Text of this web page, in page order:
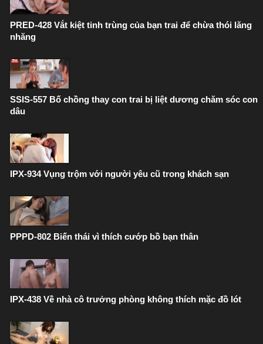
PRED-428 Vắt kiệt tinh trùng của bạn trai để chừa thói lăng
nhăng
SSIS-557 Bố chồng thay con trai bị liệt dương chăm sóc con
dâu
IPX-934 Vụng trộm với người yêu cũ trong khách sạn
PPPD-802 Biến thái vì thích cướp bồ bạn thân
IPX-438 Về nhà cô trưởng phòng không thích mặc đồ lót